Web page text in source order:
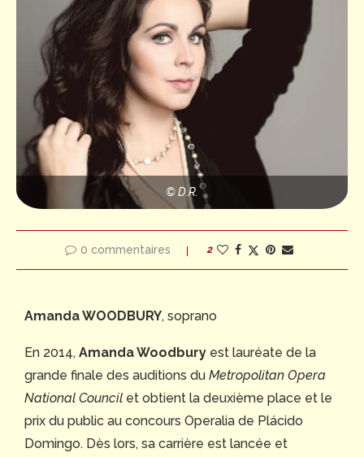
© D.R.
0 commentaires 2
Amanda WOODBURY, soprano
En 2014, Amanda Woodbury est lauréate de la
grande finale des auditions du Metropolitan Opera
National Council et obtient la deuxième place et le
prix du public au concours Operalia de Plácido
Domingo. Dès lors, sa carrière est lancée et